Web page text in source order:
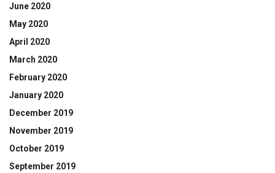
June 2020
May 2020
April 2020
March 2020
February 2020
January 2020
December 2019
November 2019
October 2019
September 2019